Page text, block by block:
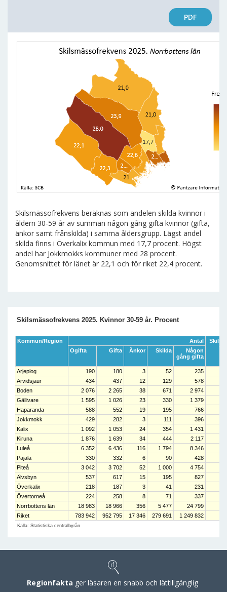
PDF
Skilsmässofrekvens beräknas som andelen skilda kvinnor i
åldern 30-59 år av summan någon gång gifta kvinnor (gifta,
änkor samt frånskilda) i samma åldersgrupp. Lägst andel
skilda finns i Överkalix kommun med 17,7 procent. Högst
andel har Jokkmokks kommuner med 28 procent.
Genomsnittet för länet är 22,1 och för riket 22,4 procent.
Skilsmässofrekvens 2025. Kvinnor 30-59 år. Procent
Kommun/Region Antal
Ogifta Gifta Änkor Skilda
Någon
gång gifta
Arjeplog 190 180 3 52
235
Arvidsjaur
434 437 12 129
578
Boden
2 076 2 265 38 671
2 974
Gällivare
1 595 1 026 23 330
1 379
Haparanda
588 552 19 195
766
Jokkmokk
429 282 3 111
396
Kalix
1 092 1 053 24 354
1 431
Kiruna
1 876 1 639 34 444
2 117
Luleå
6 352 6 436 116 1 794
8 346
Pajala
330 332 6 90
428
Piteå
3 042 3 702 52 1 000
4 754
Älvsbyn
537 617 15 195
827
Överkalix
218 187 3 41
231
Övertorneå
224 258 8 71
337
Norrbottens län
18 983 18 966 356 5 477
24 799
Riket
783 942 952 795 17 346 279 691 1 249 832
Källa: Statistiska centralbyrån
Regionfakta ger läsaren en snabb och lättillgänglig